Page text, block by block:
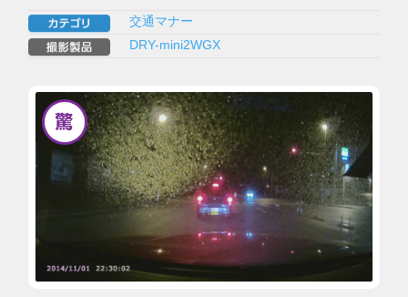
交通マナー
DRY-mini2WGX